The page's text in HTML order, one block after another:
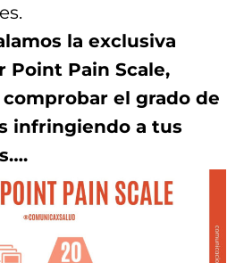
la exclusiva
Point Pain Scale,
el grado de
infringiendo a tus